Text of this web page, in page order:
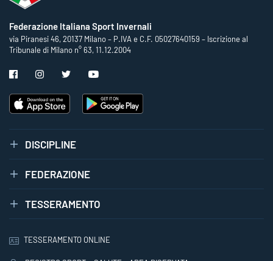
Federazione Italiana Sport Invernali
via Piranesi 46, 20137 Milano – P.IVA e C.F. 05027640159 – Iscrizione al
Tribunale di Milano n° 63, 11.12.2004
DISCIPLINE
FEDERAZIONE
TESSERAMENTO
TESSERAMENTO ONLINE